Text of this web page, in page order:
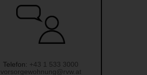
Telefon: +43 1 533 3000
vorsorgewohnung@rvw.at